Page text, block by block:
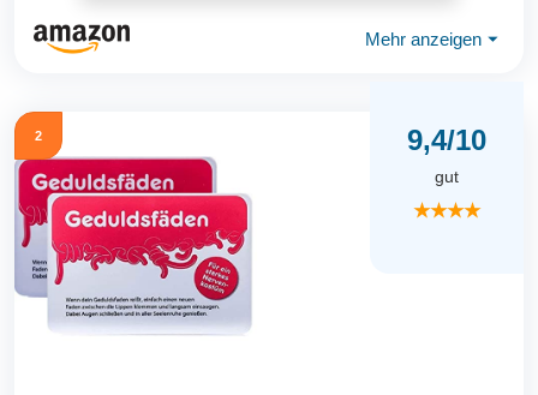
Mehr anzeigen ⏷
2 9,4/10
gut
★★★★